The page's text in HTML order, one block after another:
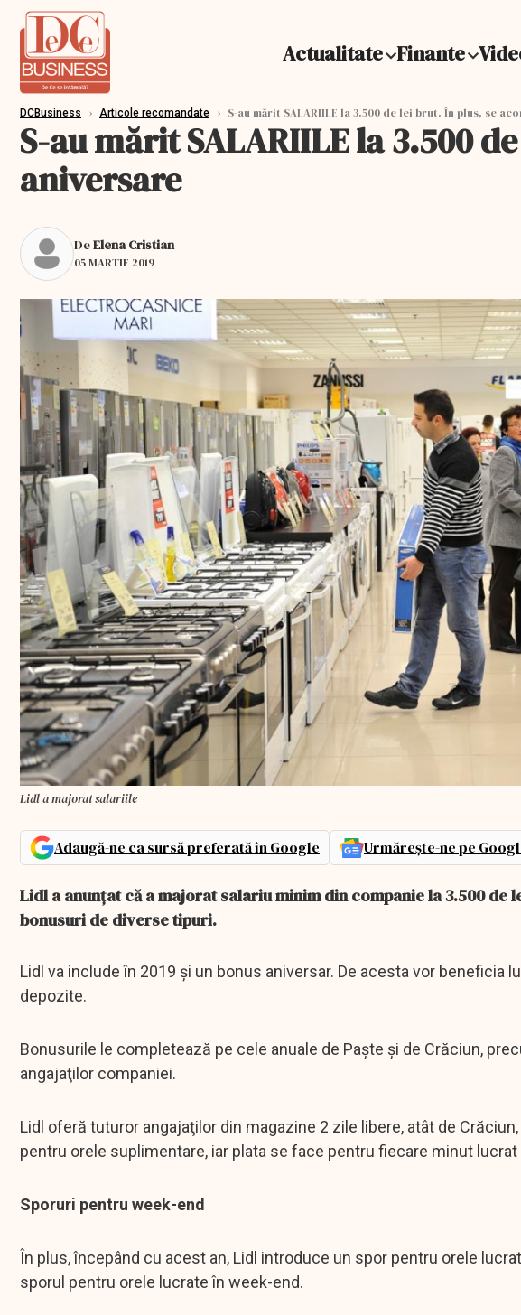
Actualitate Finante
DCBusiness › Articole recomandate › S-au mărit SALARIILE la 3.500 de lei brut. În plus, se
S-au mărit SALARIILE la 3.500
aniversare
DeElena Cristian
05 MARTIE 2019
Lidl a majorat salariile
Adaugă-ne ca sursă preferată în Google Urmărește-ne pe
Lidl a anunțat că a majorat salariu minim din companie la 3.500 de
bonusuri de diverse tipuri.
Lidl va include în 2019 şi un bonus aniversar. De acesta vor
depozite.
Bonusurile le completează pe cele anuale de Paşte şi de Crăciun,
angajaţilor companiei.
Lidl oferă tuturor angajaţilor din magazine 2 zile libere, atât de
pentru orele suplimentare, iar plata se face pentru fiecare minut
Sporuri pentru week-end
În plus, începând cu acest an, Lidl introduce un spor pentru orele
sporul pentru orele lucrate în week-end.